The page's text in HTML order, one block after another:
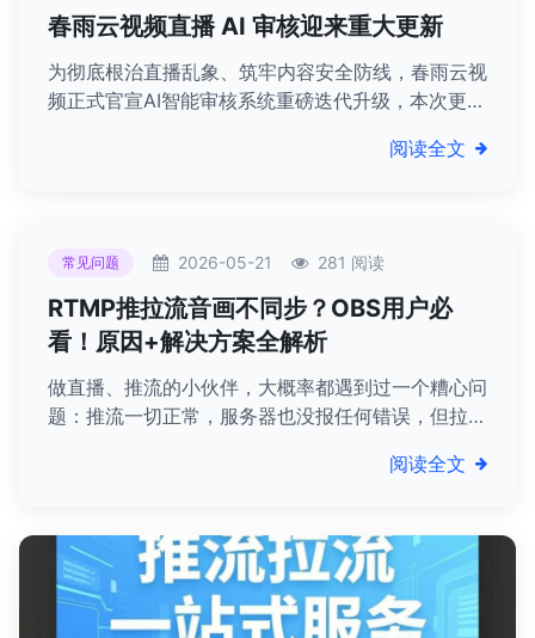
春雨云视频直播 AI 审核迎来重大更新
为彻底根治直播乱象、筑牢内容安全防线，春雨云视
频正式官宣AI智能审核系统重磅迭代升级，本次更新
法模型、识别维度、风控机制、拦截逻辑的全方位重
阅读全文
常见问题 2026-05-21 281 阅读
RTMP推拉流音画不同步？OBS用户必
看！原因+解决方案全解析
做直播、推流的小伙伴，大概率都遇到过一个糟心问
题：推流一切正常，服务器也没报任何错误，但拉流
阅读全文